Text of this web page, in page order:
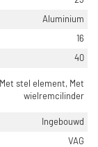
Aluminium
16
40
Met stel element, Met
wielremcilinder
Ingebouwd
VAG